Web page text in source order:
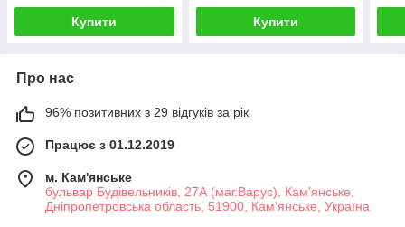
Купити Купити
Про нас
96% позитивних з 29 відгуків за рік
Працює з 01.12.2019
м. Кам'янське
бульвар Будівельників, 27А (маг.Варус), Кам’янське,
Дніпропетровська область, 51900, Кам'янське, Україна